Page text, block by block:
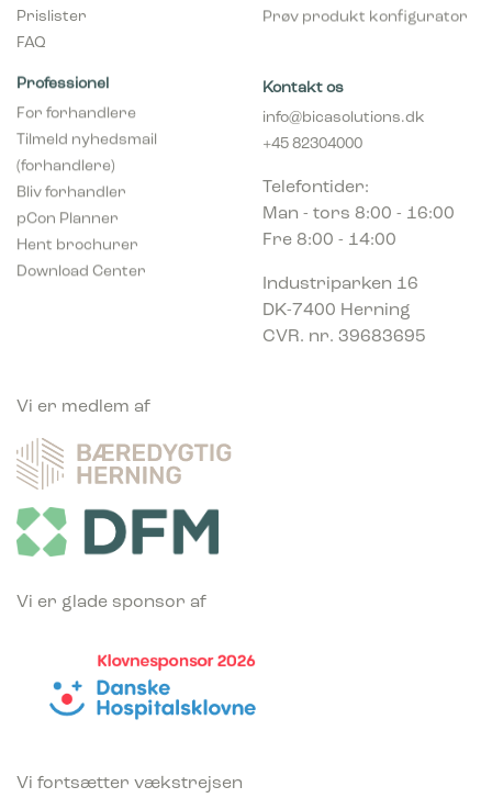
Prislister
FAQ
Prøv produkt konfigurator
Professionel
For forhandlere
Tilmeld nyhedsmail
(forhandlere)
Bliv forhandler
pCon Planner
Hent brochurer
Download Center
Kontakt os
info@bicasolutions.dk
+45 82304000
Telefontider:
Man - tors 8:00 - 16:00
Fre 8:00 - 14:00
Industriparken 16
DK-7400 Herning
CVR. nr. 39683695
Vi er medlem af
Vi er glade sponsor af
Vi fortsætter vækstrejsen